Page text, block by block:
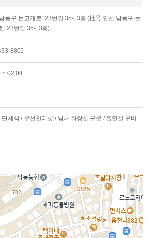
동구 논고개로123번길 35-, 3층 (批号:인천 남동구 논
123번길 35-, 3층)
8800
~ 02:00
단체석 / 무선인터넷 / 남녀 화장실 구분 / 흡연실 구비